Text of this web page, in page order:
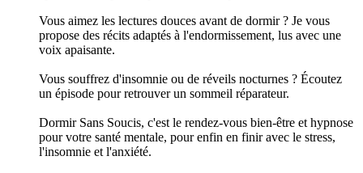
Vous aimez les lectures douces avant de dormir ? Je vous
propose des récits adaptés à l'endormissement, lus avec une
voix apaisante.
Vous souffrez d'insomnie ou de réveils nocturnes ? Écoutez
un épisode pour retrouver un sommeil réparateur.
Dormir Sans Soucis, c'est le rendez-vous bien-être et hypnose
pour votre santé mentale, pour enfin en finir avec le stress,
l'insomnie et l'anxiété.